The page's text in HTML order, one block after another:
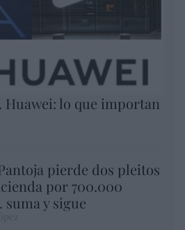
Huawei: lo que importan
pierde dos pleitos
por 700.000
suma y sigue